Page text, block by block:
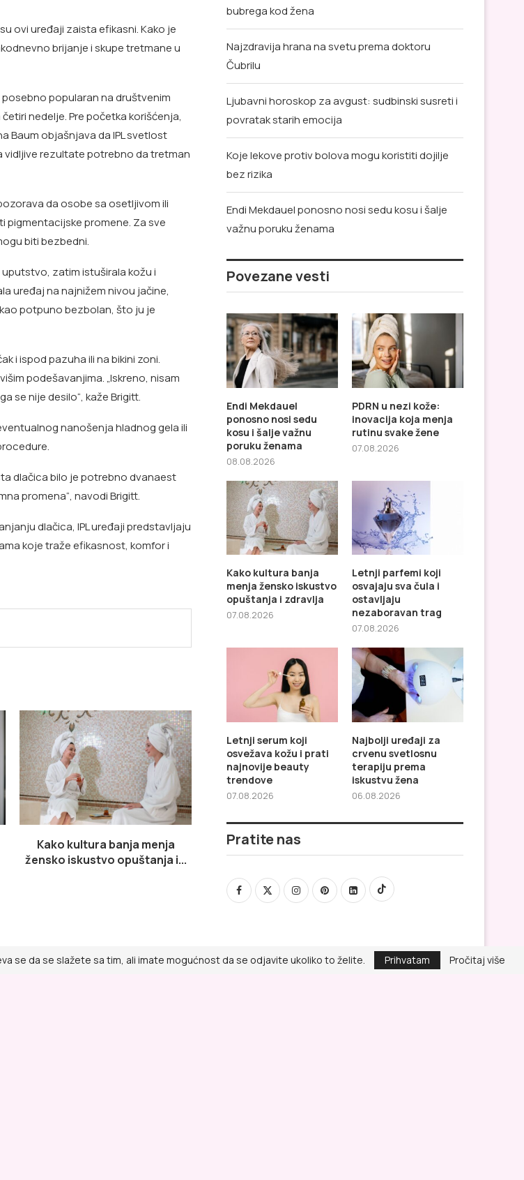
ovi uređaji zaista efikasni. Kako je
brijanje i skupe tretmane u
popularan na društvenim
nedelje. Pre početka korišćenja,
Baum objašnjava da IPL svetlost
vidljive rezultate potrebno da tretman
da osobe sa osetljivom ili
pigmentacijske promene. Za sve
biti bezbedni.
zatim istuširala kožu i
uređaj na najnižem nivou jačine,
potpuno bezbolan, što ju je
i ispod pazuha ili na bikini zoni.
podešavanjima. „Iskreno, nisam
se nije desilo“, kaže Brigitt.
nanošenja hladnog gela ili
dlačica bilo je potrebno dvanaest
promena“, navodi Brigitt.
dlačica, IPL uređaji predstavljaju
koje traže efikasnost, komfor i
Kako kultura banja menja
žensko iskustvo opuštanja i...
Letnji parfemi koji osvajaju sva
čula i ostavljaju...
kožu i prati
bubrega kod žena
Najzdravija hrana na svetu prema doktoru
Čubrilu
Ljubavni horoskop za avgust: sudbinski susreti i
povratak starih emocija
Koje lekove protiv bolova mogu koristiti dojilje
bez rizika
Endi Mekdauel ponosno nosi sedu kosu i šalje
važnu poruku ženama
Povezane vesti
Endi Mekdauel
ponosno nosi sedu
kosu i šalje važnu
poruku ženama
08.08.2026
PDRN u nezi kože:
inovacija koja menja
rutinu svake žene
07.08.2026
Kako kultura banja
menja žensko iskustvo
opuštanja i zdravlja
07.08.2026
Letnji parfemi koji
osvajaju sva čula i
ostavljaju
nezaboravan trag
07.08.2026
Letnji serum koji
osvežava kožu i prati
najnovije beauty
trendove
07.08.2026
Najbolji uređaji za
crvenu svetlosnu
terapiju prema
iskustvu žena
06.08.2026
Pratite nas
se da se slažete sa tim, ali imate mogućnost da se odjavite ukoliko to želite. Prihvatam
Pročitaj više